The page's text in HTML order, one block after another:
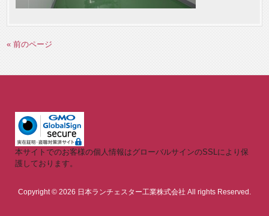
« 前のページ
本サイトでのお客様の個人情報はグローバルサインのSSLにより保
護しております。
Copyright © 2026 日本ランチェスター工業株式会社 All rights Reserved.